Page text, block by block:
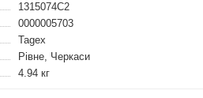
1315074C2
0000005703
Tagex
Рівне, Черкаси
4.94 кг